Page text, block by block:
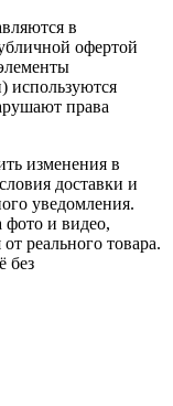
в
офертой
используются
права
изменения в
доставки и
уведомления.
фото и видео,
реального товара.
без